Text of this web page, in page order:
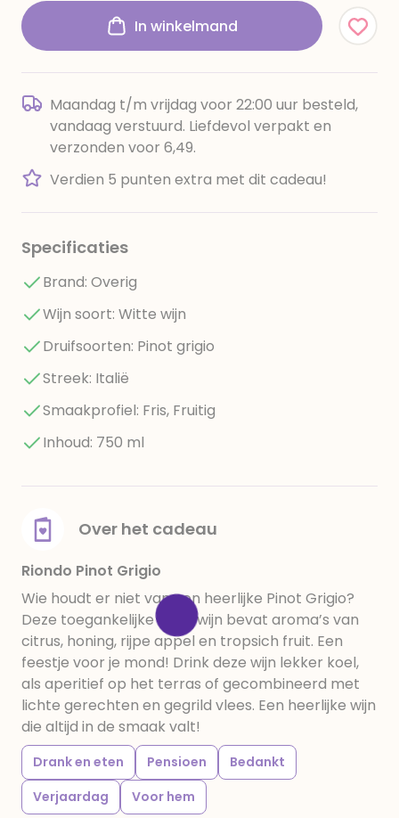
In winkelmand
Maandag t/m vrijdag voor 22:00 uur besteld,
vandaag verstuurd. Liefdevol verpakt en
verzonden voor 6,49.
Verdien 5 punten extra met dit cadeau!
Specificaties
Brand: Overig
Wijn soort: Witte wijn
Druifsoorten: Pinot grigio
Streek: Italië
Smaakprofiel: Fris, Fruitig
Inhoud: 750 ml
Over het cadeau
Riondo Pinot Grigio
Wie houdt er niet van een heerlijke Pinot Grigio?
Deze toegankelijke witte wijn bevat aroma’s van
citrus, honing, rijpe appel en tropsich fruit. Een
feestje voor je mond! Drink deze wijn lekker koel,
als aperitief op het terras of gecombineerd met
lichte gerechten en gegrild vlees. Een heerlijke wijn
die altijd in de smaak valt!
Drank en eten Pensioen
Bedankt
Verjaardag
Voor hem